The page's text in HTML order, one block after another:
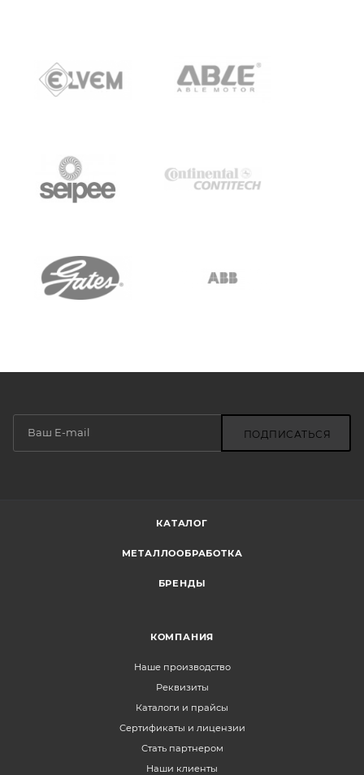
ПОДПИСАТЬСЯ
КАТАЛОГ
МЕТАЛЛООБРАБОТКА
БРЕНДЫ
КОМПАНИЯ
Наше производство
Реквизиты
Каталоги и прайсы
Сертификаты и лицензии
Стать партнером
Наши клиенты